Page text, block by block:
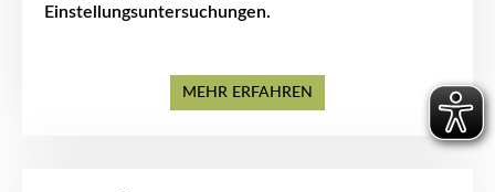
Einstellungsuntersuchungen.
MEHR ERFAHREN